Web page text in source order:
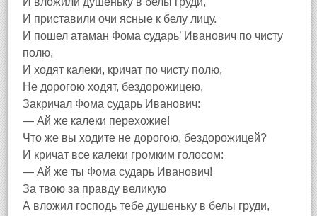
И приставили очи ясные к белу лицу.
И пошел атаман Фома сударь’ Иванович по чисту
полю,
И ходят калеки, кричат по чисту полю,
Не дорогою ходят, бездорожицею,
Закричал Фома сударь Иванович:
— Ай же калеки перехожие!
Что же вы ходите не дорогою, бездорожицей?
И кричат все калеки громким голосом:
— Ай же ты Фома сударь Иванович!
За твою за правду великую
А вложил господь тебе душеньку в белы груди,